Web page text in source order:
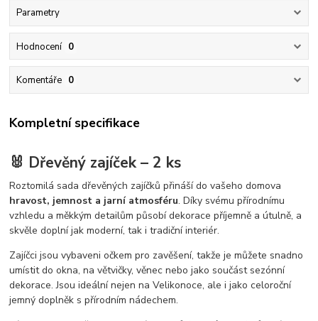
Parametry
Hodnocení 0
Komentáře 0
Kompletní specifikace
🐰 Dřevěný zajíček – 2 ks
Roztomilá sada dřevěných zajíčků přináší do vašeho domova
hravost, jemnost a jarní atmosféru. Díky svému přírodnímu
vzhledu a měkkým detailům působí dekorace příjemně a útulně, a
skvěle doplní jak moderní, tak i tradiční interiér.
Zajíčci jsou vybaveni očkem pro zavěšení, takže je můžete snadno
umístit do okna, na větvičky, věnec nebo jako součást sezónní
dekorace. Jsou ideální nejen na Velikonoce, ale i jako celoroční
jemný doplněk s přírodním nádechem.